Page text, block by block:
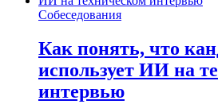
Собеседования
Как понять, что
использует ИИ на
интервью